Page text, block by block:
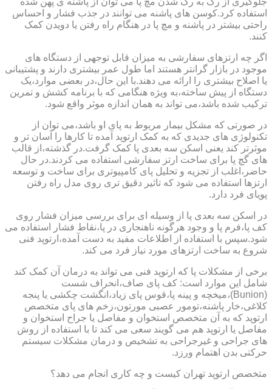
استفاده کرد.کوسن های پاشنه می توانند در جذب فشار و احساس
راحتی بیشتر در پاشنه و مچ پا در هنگام راه رفتن یا دویدن کمک
کنند.
اگر چه ارتزهای سفارشی به میزان قابل توجهی از دستگاه های
موجود در بازار گرانتر هستند اما طول عمر بیشتری دارند و پشتیبانی
یا اصلاح بیشتری را ارائه می دهند.با این حال،در بعضی موارد،یک
دستگاه از پیش ساخته،به ویژه هنگامی که با برنامه کشش و تمرین
ترکیب شده باشد،می تواند به همان اندازه موثر واقع شود.
در صورتی که مشکل بیمار مربوط به پای او باشد،می توان از
تکنولوژی های جدیدی که به کمک ارتوپد آمده تا کارها را آسان تر و
موثرتر کند یعنی اسکن سه بعدی پا کمک گرفت.در گذشته،از قالب
های گچ پا برای ساخت ارتز سفارشی استفاده می کردند.در حال
حاضر،اغلب از تجزیه و تحلیل پای کامپیوتری برای ساخت و توسعه
ارتزها استفاده می شود که تاثیر دقیق تری روی مدل راه رفتن
پویای فرد دارد.
در اسکن سه بعدی پا از وسیله ای برای بررسی میزان فشار روی
کف پا،فرم پا و وجود هرگونه ناهنجاری در پا،نقاط فشار استفاده می
شود.سپس با استفاده از اطلاعات مفید به دست آمده،ارتوپد فنی
شروع به ساخت ارتزهای مورد نیاز فرد می کند.
برخی از مشکلات پا که ارتوپد فنی می تواند به درمان آن کمک کند
شامل این موارد است: کف پای صاف،انحراف شست
(Bunion)،میخچه و پینه پا،قوس پای زیاد،انگشت چکشی یا پنجه
کلاغی،خار پاشنه،تومور عصبی مورتون،زخم های پای متخصص
ارتوپد که به آن متخصص استخوان و مفاصل یا جراح استخوان و
مفاصل یا ارتوپد هم می گویند سعی می کند تا با استفاده از روش
های جراحی و غیرجراحی به تشخیص و درمان مشکلات سیستم
حرکتی بدن اهتمام ورزد.
متخصص ارتوپد تهران کیست و چه کاری انجام می دهد؟